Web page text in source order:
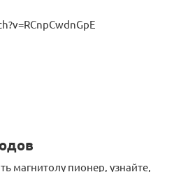
магнитолу пионер, узнайте,